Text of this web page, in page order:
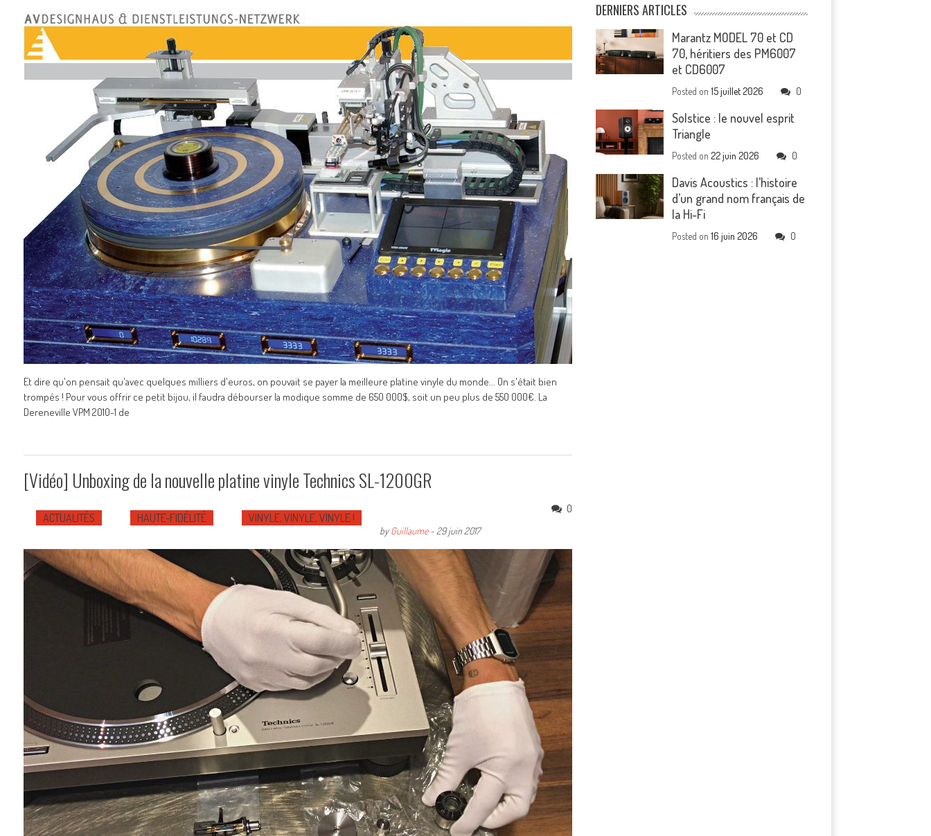
Et dire qu'on pensait qu'avec quelques milliers d'euros, on pouvait se payer la meilleure platine vinyle du monde... On s'était bien
trompés ! Pour vous offrir ce petit bijou, il faudra débourser la modique somme de 650 000$, soit un peu plus de 550 000€. La
Dereneville VPM 2010-1 de
[Vidéo] Unboxing de la nouvelle platine vinyle Technics SL-1200GR
ACTUALITÉS HAUTE-FIDÉLITÉ VINYLE, VINYLE, VINYLE !
byGuillaume- 29 juin 2017
0
DERNIERS ARTICLES
Marantz MODEL 70 et CD
70, héritiers des PM6007
et CD6007
Posted on15 juillet 2026 0
Solstice : le nouvel esprit
Triangle
Posted on22 juin 2026 0
Davis Acoustics : l’histoire
d’un grand nom français de
la Hi-Fi
Posted on16 juin 2026 0